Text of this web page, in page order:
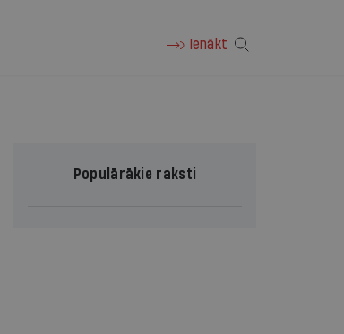
Ienākt
Populārākie raksti